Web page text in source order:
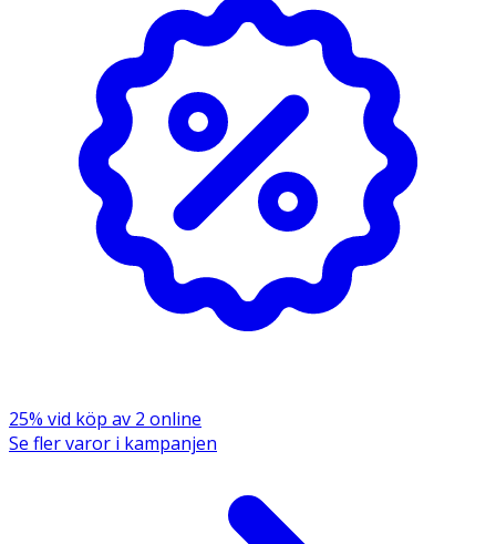
Benzyl Salicylate, Coumarin, Hexamethylindanopyran,
Limonene, Linalool, Linalyl Acetate, Pogostemon Cablin
Oil, Tetramethyl Acetyloctahydronaphthalenes, Vanillin,
25% vid köp av 2 online
Se fler varor i kampanjen